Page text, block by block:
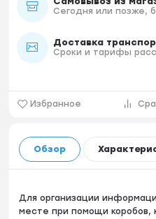
Сегодня или позже,
Доставка
Сроки и тарифы
Избранное
Обзор
Для организации
месте при помощи коробов,